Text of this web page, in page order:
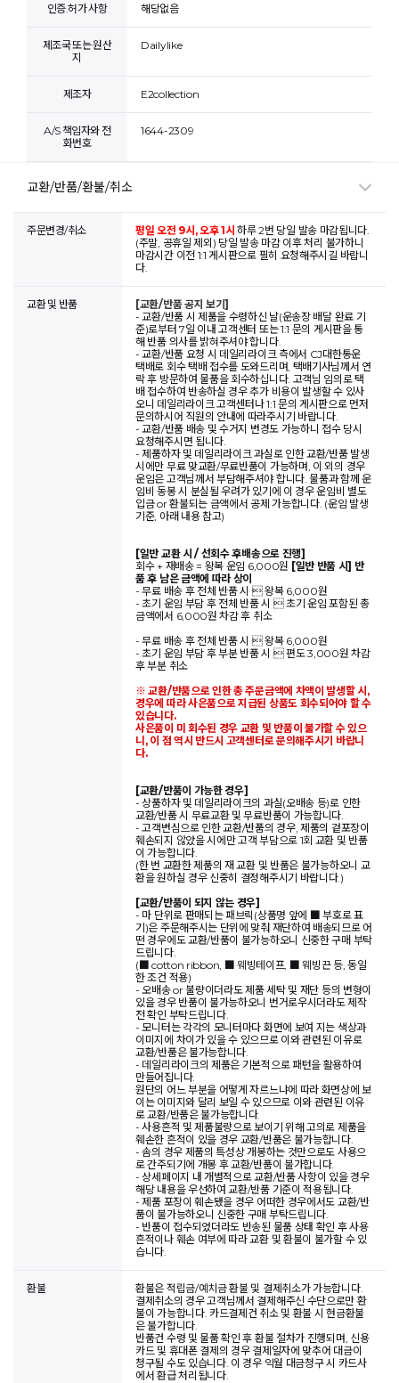
인증.허가 사항 해당없음
제조국 또는 원산
지
Dailylike
제조자 E2collection
A/S 책임자와 전
화번호
1644-2309
교환/반품/환불/취소
주문변경/취소 평일 오전 9시, 오후 1시하루 2번 당일 발송 마감됩니다.
(주말, 공휴일 제외) 당일 발송 마감 이후 처리 불가하니
마감시간 이전 1:1 게시판으로 필히 요청해주시길 바랍니
다.
교환 및 반품
[교환/반품 공지 보기]
- 교환/반품 시 제품을 수령하신 날(운송장 배달 완료 기
준)로부터 7일 이내 고객센터 또는 1:1 문의 게시판을 통
해 반품 의사를 밝혀주셔야 합니다.
- 교환/반품 요청 시 데일리라이크 측에서 CJ대한통운
택배로 회수 택배 접수를 도와드리며, 택배기사님께서 연
락 후 방문하여 물품을 회수하십니다. 고객님 임의로 택
배 접수하여 반송하실 경우 추가 비용이 발생할 수 있사
오니 데일리라이크 고객센터나 1:1 문의 게시판으로 먼저
문의하시어 직원의 안내에 따라주시기 바랍니다.
- 교환/반품 배송 및 수거지 변경도 가능하니 접수 당시
요청해주시면 됩니다.
- 제품하자 및 데일리라이크 과실로 인한 교환/반품 발생
시에만 무료 맞교환/무료반품이 가능하며, 이 외의 경우
운임은 고객님께서 부담해주셔야 합니다. 물품과 함께 운
임비 동봉 시 분실될 우려가 있기에 이 경우 운임비 별도
입금 or 환불되는 금액에서 공제 가능합니다. (운임 발생
기준, 아래 내용 참고)
[일반 교환 시 / 선회수 후배송으로 진행]
회수 + 재배송 = 왕복 운임 6,000원 [일반 반품 시] 반
품 후 남은 금액에 따라 상이
- 무료 배송 후 전체 반품 시  왕복 6,000원
- 초기 운임 부담 후 전체 반품 시  초기 운임 포함된 총
금액에서 6,000원 차감 후 취소
- 무료 배송 후 전체 반품 시  왕복 6,000원
- 초기 운임 부담 후 부분 반품 시  편도 3,000원 차감
후 부분 취소
※ 교환/반품으로 인한 총 주문금액에 차액이 발생할 시,
경우에 따라 사은품으로 지급된 상품도 회수되어야 할 수
있습니다.
사은품이 미 회수된 경우 교환 및 반품이 불가할 수 있으
니, 이 점 역시 반드시 고객센터로 문의해주시기 바랍니
다.
[교환/반품이 가능한 경우]
- 상품하자 및 데일리라이크의 과실(오배송 등)로 인한
교환/반품 시 무료교환 및 무료반품이 가능합니다.
- 고객변심으로 인한 교환/반품의 경우, 제품의 겉포장이
훼손되지 않았을 시에만 고객 부담으로 1회 교환 및 반품
이 가능합니다.
(한 번 교환한 제품의 재 교환 및 반품은 불가능하오니 교
환을 원하실 경우 신중히 결정해주시기 바랍니다.)
[교환/반품이 되지 않는 경우]
- 마 단위로 판매되는 패브릭(상품명 앞에 ■ 부호로 표
기)은 주문해주시는 단위에 맞춰 재단하여 배송되므로 어
떤 경우에도 교환/반품이 불가능하오니 신중한 구매 부탁
드립니다.
(■ cotton ribbon, ■ 웨빙테이프, ■ 웨빙끈 등, 동일
한 조건 적용)
- 오배송 or 불량이더라도 제품 세탁 및 재단 등의 변형이
있을 경우 반품이 불가능하오니 번거로우시더라도 제작
전 확인 부탁드립니다.
- 모니터는 각각의 모니터마다 화면에 보여 지는 색상과
이미지에 차이가 있을 수 있으므로 이와 관련된 이유로
교환/반품은 불가능합니다.
- 데일리라이크의 제품은 기본적으로 패턴을 활용하여
만들어집니다.
원단의 어느 부분을 어떻게 자르느냐에 따라 화면상에 보
이는 이미지와 달리 보일 수 있으므로 이와 관련된 이유
로 교환/반품은 불가능합니다.
- 사용흔적 및 제품불량으로 보이기 위해 고의로 제품을
훼손한 흔적이 있을 경우 교환/반품은 불가능합니다.
- 솜의 경우 제품의 특성상 개봉하는 것만으로도 사용으
로 간주되기에 개봉 후 교환/반품이 불가합니다.
- 상세페이지 내 개별적으로 교환/반품 사항이 있을 경우
해당 내용을 우선하여 교환/반품 기준이 적용됩니다.
- 제품 포장이 훼손됐을 경우 어떠한 경우에서도 교환/반
품이 불가능하오니 신중한 구매 부탁드립니다.
- 반품이 접수되었더라도 반송된 물품 상태 확인 후 사용
흔적이나 훼손 여부에 따라 교환 및 환불이 불가할 수 있
습니다.
환불
환불은 적립금/예치금 환불 및 결제취소가 가능합니다.
결제취소의 경우 고객님께서 결제해주신 수단으로만 환
불이 가능합니다. 카드결제건 취소 및 환불 시 현금환불
은 불가합니다.
반품건 수령 및 물품 확인 후 환불 절차가 진행되며, 신용
카드 및 휴대폰 결제의 경우 결제일자에 맞추어 대금이
청구될 수도 있습니다. 이 경우 익월 대금청구 시 카드사
에서 환급 처리됩니다.